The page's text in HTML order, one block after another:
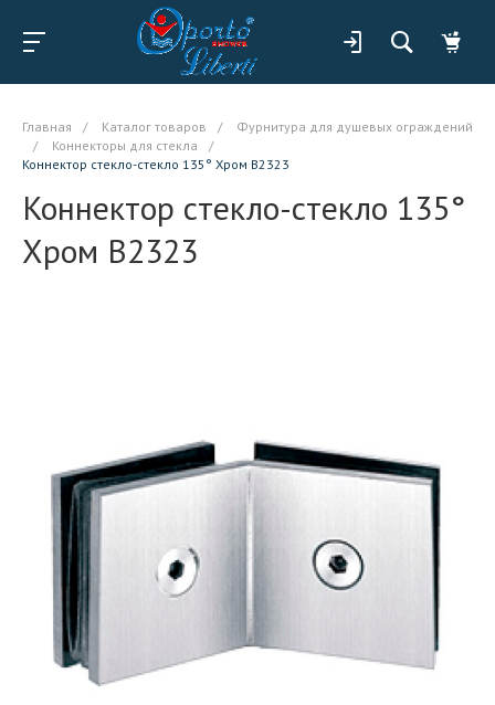
Главная / Каталог товаров /
Фурнитура для душевых ограждений
/
Коннекторы для стекла
/
Коннектор стекло-стекло 135° Хром B2323
Коннектор стекло-стекло 135°
Хром B2323